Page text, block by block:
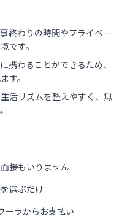
終わりの時間やプライベー
です。
携わることができるため、
す。
活リズムを整えやすく、無
接もいりません
選ぶだけ
ーラからお支払い